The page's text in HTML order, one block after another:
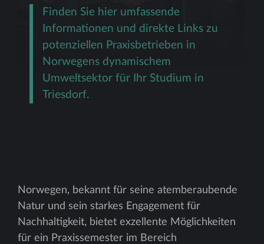
Finden Sie hier umfassende
Informationen und direkte Links zu
potenziellen Praxisbetrieben in
Norwegens dynamischem
Umweltsektor für Ihr Studium in
Triesdorf.
Norwegen, bekannt für seine atemberaubende
Natur und sein starkes Engagement für
Nachhaltigkeit, bietet exzellente Möglichkeiten
für ein Praxissemester im Bereich